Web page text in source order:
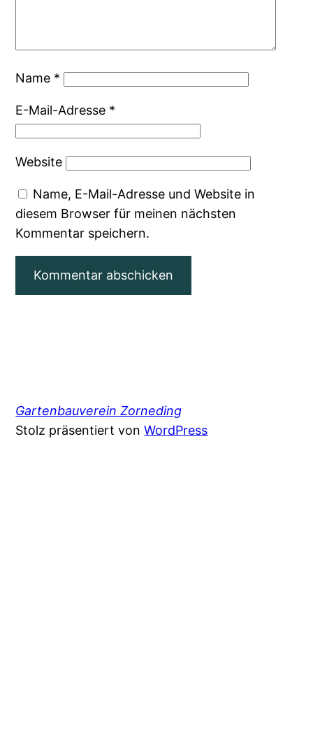
Name *
E-Mail-Adresse *
Website
Name, E-Mail-Adresse und Website in
diesem Browser für meinen nächsten
Kommentar speichern.
Gartenbauverein Zorneding
Stolz präsentiert vonWordPress